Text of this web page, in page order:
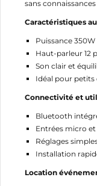
sans
Caractéristiques
Puissance
Haut-parleur 12
Son clair et
Idéal pour
Connectivité et
Bluetooth
Entrées micro
Réglages
Installation
Location
CRÉER